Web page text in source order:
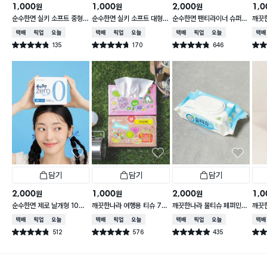
1,000원
순수한면 실키 소프트 중형
택배배송매장픽업오늘배송
별점 4.8점 135
건 작성
1,000원
순수한면 실키 소프트 대형
택배배송매장픽업오늘배송
별점 4.7점 170
건 작성
2,000원
순수한면 팬티라이너 슈퍼가
택배배송매장픽업오늘배송
별점 4.8점 646
건 작성
깨끗
택배
별점
담기
2,000원
순수한면 제로 날개형 10개
입 중형
택배배송매장픽업오늘배송
별점 4.8점 512
건 작성
담기
1,000원
깨끗한나라 여행용 티슈 70
매X2개입
택배배송매장픽업오늘배송
별점 4.9점 576
건 작성
담기
2,000원
깨끗한나라 물티슈 페퍼민트
블루 캡형 80매
택배배송매장픽업오늘배송
별점 4.9점 435
건 작성
깨끗
130
택배
별점